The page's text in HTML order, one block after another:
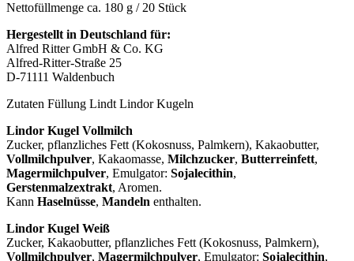
Nettofüllmenge ca. 180 g / 20 Stück
Hergestellt in Deutschland für:
Alfred Ritter GmbH & Co. KG
Alfred-Ritter-Straße 25
D-71111 Waldenbuch
Zutaten Füllung Lindt Lindor Kugeln
Lindor Kugel Vollmilch
Zucker, pflanzliches Fett (Kokosnuss, Palmkern), Kakaobutter,
Vollmilchpulver, Kakaomasse, Milchzucker, Butterreinfett,
Magermilchpulver, Emulgator: Sojalecithin,
Gerstenmalzextrakt, Aromen.
Kann Haselnüsse, Mandeln enthalten.
Lindor Kugel Weiß
Zucker, Kakaobutter, pflanzliches Fett (Kokosnuss, Palmkern),
Vollmilchpulver, Magermilchpulver, Emulgator: Sojalecithin,